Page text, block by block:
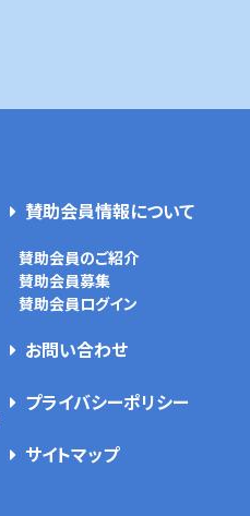
賛助会員情報について
賛助会員のご紹介
賛助会員募集
賛助会員ログイン
お問い合わせ
プライバシーポリシー
サイトマップ